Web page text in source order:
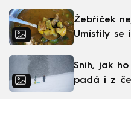
Žebříček
Umístily se
Sníh, jak
padá i z